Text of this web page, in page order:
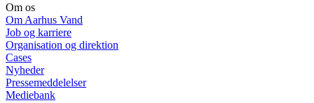
Om os
Om Aarhus Vand
Job og karriere
Organisation og direktion
Cases
Nyheder
Pressemeddelelser
Mediebank